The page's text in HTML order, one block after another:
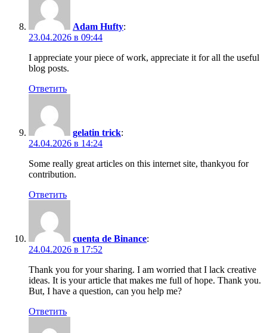
Adam Hufty:
23.04.2026 в 09:44
I appreciate your piece of work, appreciate it for all the useful
blog posts.
Ответить
gelatin trick:
24.04.2026 в 14:24
Some really great articles on this internet site, thankyou for
contribution.
Ответить
cuenta de Binance:
24.04.2026 в 17:52
Thank you for your sharing. I am worried that I lack creative
ideas. It is your article that makes me full of hope. Thank you.
But, I have a question, can you help me?
Ответить